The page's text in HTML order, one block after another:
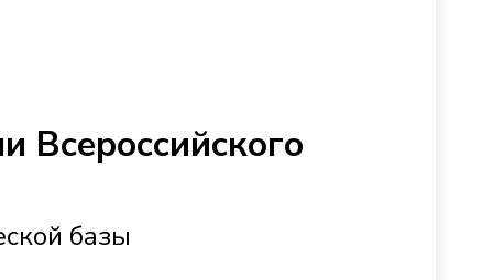
Всероссийского
базы